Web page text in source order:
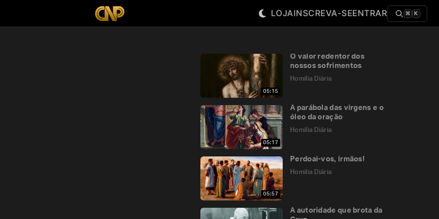
LOJAINSCREVA-SEENTRAR ⌘ K
05:15
O valor redentor dos
nossos sofrimentos
Homilia Diária
05:17
A parábola das virgens e o
óleo da oração
Homilia Diária
05:57
Perdoai-vos, irmãos!
Homilia Diária
A autoridade que brota da